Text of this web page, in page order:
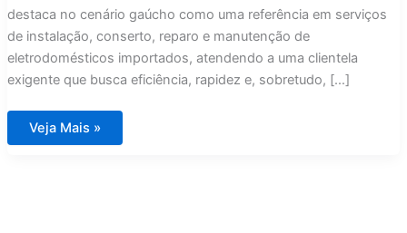
destaca no cenário gaúcho como uma referência em serviços
de instalação, conserto, reparo e manutenção de
eletrodomésticos importados, atendendo a uma clientela
exigente que busca eficiência, rapidez e, sobretudo, […]
Assistência
Técnica
Veja Mais »